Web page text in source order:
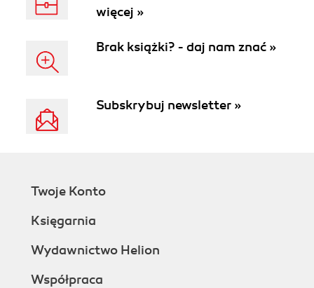
więcej »
Brak książki? - daj nam znać »
Subskrybuj newsletter »
Twoje Konto
Księgarnia
Wydawnictwo Helion
Współpraca